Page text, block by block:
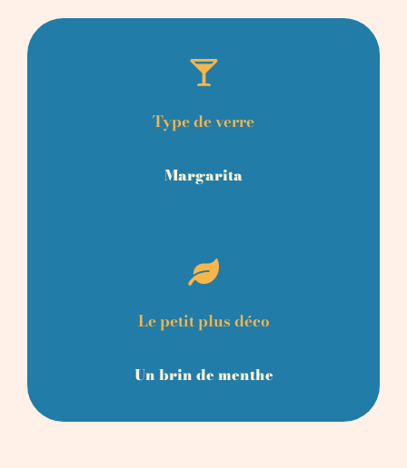
Type de verre
Margarita
Le petit plus déco
Un brin de menthe